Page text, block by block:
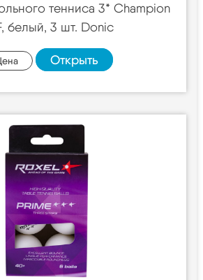
тенниса 3* Champion
белый, 3 шт. Donic
Открыть